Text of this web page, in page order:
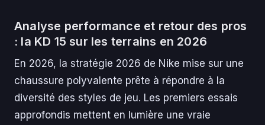
Analyse performance et retour des pros
: la KD 15 sur les terrains en 2026
En 2026, la stratégie 2026 de Nike mise sur une
chaussure polyvalente prête à répondre à la
diversité des styles de jeu. Les premiers essais
approfondis mettent en lumière une vraie